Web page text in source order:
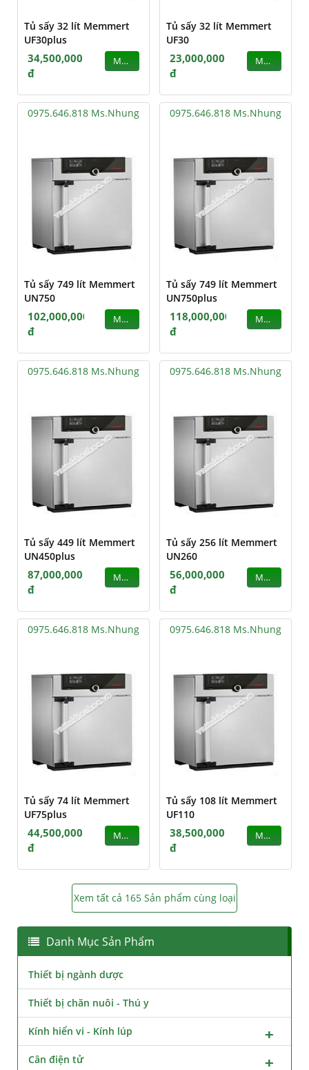
Tủ sấy 32 lít Memmert
UF30plus
34,500,000
đ
MUA
Tủ sấy 32 lít Memmert
UF30
23,000,000
đ
MUA
0975.646.818 Ms.Nhung
Tủ sấy 749 lít Memmert
UN750
102,000,000
đ
MUA
0975.646.818 Ms.Nhung
Tủ sấy 749 lít Memmert
UN750plus
118,000,000
đ
MUA
0975.646.818 Ms.Nhung
Tủ sấy 449 lít Memmert
UN450plus
87,000,000
đ
MUA
0975.646.818 Ms.Nhung
Tủ sấy 256 lít Memmert
UN260
56,000,000
đ
MUA
0975.646.818 Ms.Nhung
Tủ sấy 74 lít Memmert
UF75plus
44,500,000
đ
MUA
0975.646.818 Ms.Nhung
Tủ sấy 108 lít Memmert
UF110
38,500,000
đ
MUA
Xem tất cả 165 Sản phẩm cùng loại
Danh Mục Sản Phẩm
Thiết bị ngành dược
Thiết bị chăn nuôi - Thú y
Kính hiển vi - Kính lúp
Cân điện tử